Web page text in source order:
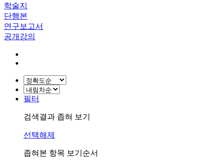
학술지
단행본
연구보고서
공개강의
필터
검색결과 좁혀 보기
선택해제
좁혀본 항목 보기순서